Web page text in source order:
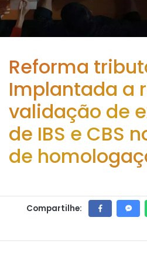
Reforma
Implantada a
validação de
de IBS e CBS
de
Compartilhe: